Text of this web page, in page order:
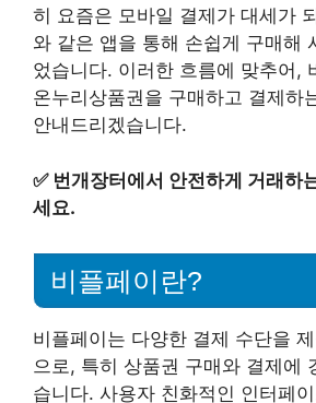
히 요즘은 모바일 결제가 대세가
와 같은 앱을 통해 손쉽게 구매해
었습니다. 이러한 흐름에 맞추어,
온누리상품권을 구매하고 결제하
안내드리겠습니다.
✅ 번개장터에서 안전하게 거래하
세요.
비플페이란?
비플페이는 다양한 결제 수단을
으로, 특히 상품권 구매와 결제에
습니다. 사용자 친화적인 인터페